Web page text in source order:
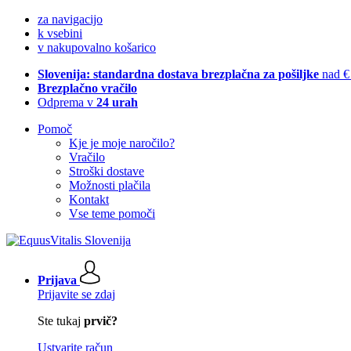
za navigacijo
k vsebini
v nakupovalno košarico
Slovenija: standardna dostava brezplačna za pošiljke nad
Brezplačno vračilo
Odprema v 24 urah
Pomoč
Kje je moje naročilo?
Vračilo
Stroški dostave
Možnosti plačila
Kontakt
Vse teme pomoči
Prijava
Prijavite se zdaj
Ste tukaj prvič?
Ustvarite račun